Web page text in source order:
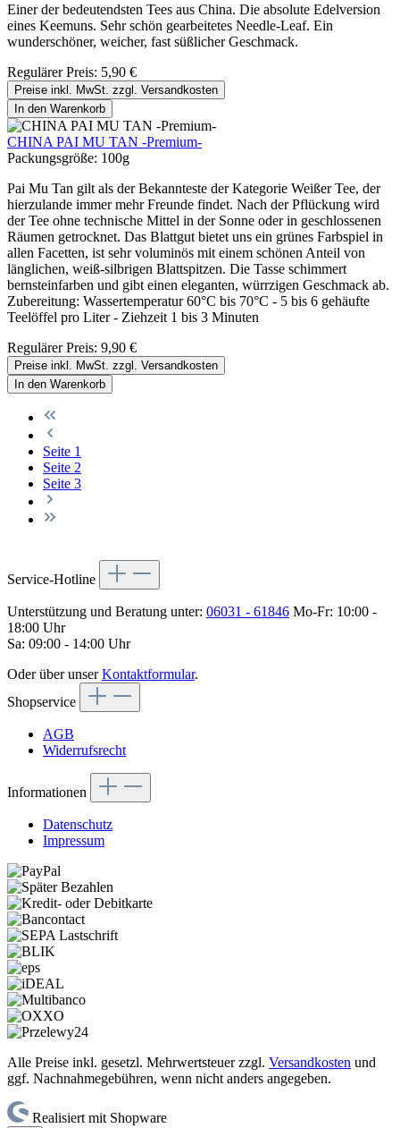
Einer der bedeutendsten Tees aus China. Die absolute Edelversion
eines Keemuns. Sehr schön gearbeitetes Needle-Leaf. Ein
wunderschöner, weicher, fast süßlicher Geschmack.
Regulärer Preis: 5,90 €
Preise inkl. MwSt. zzgl. Versandkosten
In den Warenkorb
CHINA PAI MU TAN -Premium-
Packungsgröße: 100g
Pai Mu Tan gilt als der Bekannteste der Kategorie Weißer Tee, der
hierzulande immer mehr Freunde findet. Nach der Pflückung wird
der Tee ohne technische Mittel in der Sonne oder in geschlossenen
Räumen getrocknet. Das Blattgut bietet uns ein grünes Farbspiel in
allen Facetten, ist sehr voluminös mit einem schönen Anteil von
länglichen, weiß-silbrigen Blattspitzen. Die Tasse schimmert
bernsteinfarben und gibt einen eleganten, würrzigen Geschmack ab.
Zubereitung: Wassertemperatur 60°C bis 70°C - 5 bis 6 gehäufte
Teelöffel pro Liter - Ziehzeit 1 bis 3 Minuten
Regulärer Preis: 9,90 €
Preise inkl. MwSt. zzgl. Versandkosten
In den Warenkorb
Seite 1
Seite 2
Seite 3
Service-Hotline
Unterstützung und Beratung unter: 06031 - 61846 Mo-Fr: 10:00 -
18:00 Uhr
Sa: 09:00 - 14:00 Uhr
Oder über unserKontaktformular.
Shopservice
AGB
Widerrufsrecht
Informationen
Datenschutz
Impressum
Alle Preise inkl. gesetzl. Mehrwertsteuer zzgl. Versandkosten und
ggf. Nachnahmegebühren, wenn nicht anders angegeben.
Realisiert mit Shopware